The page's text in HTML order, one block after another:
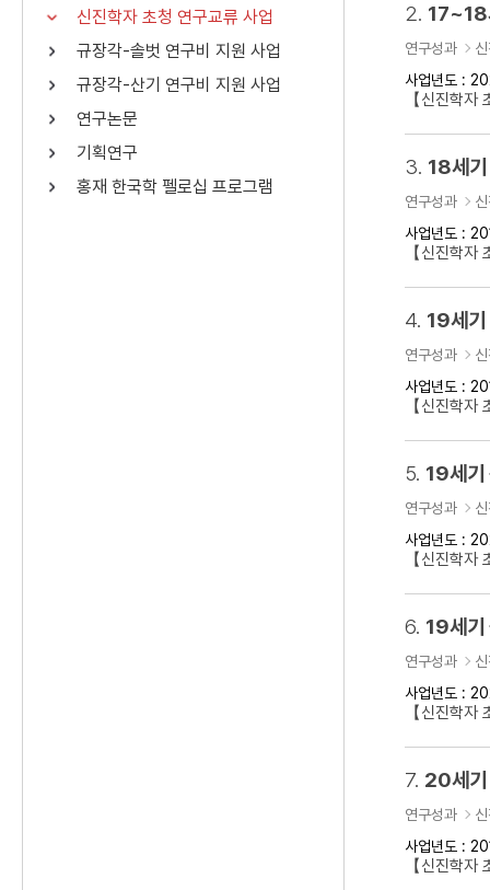
OR 정조 OR 정약용 “정조” 또는 “
료를 검색
신진학자 초청 연구교류 사업
규장각-솔벗 연구비 지원 사업
규장각-산기 연구비 지원 사업
연구논문
기획연구
홍재 한국학 펠로십 프로그램
2. 17~18
연구성과
사업년도 :
【신진학
3. 18세기
연구성과
사업년도 :
【신진학
4. 19세기
연구성과
사업년도 :
【신진학
5. 19세기
연구성과
사업년도 :
【신진학
6. 19세기
연구성과
사업년도 :
【신진학
7. 20세기
연구성과
사업년도 :
【신진학